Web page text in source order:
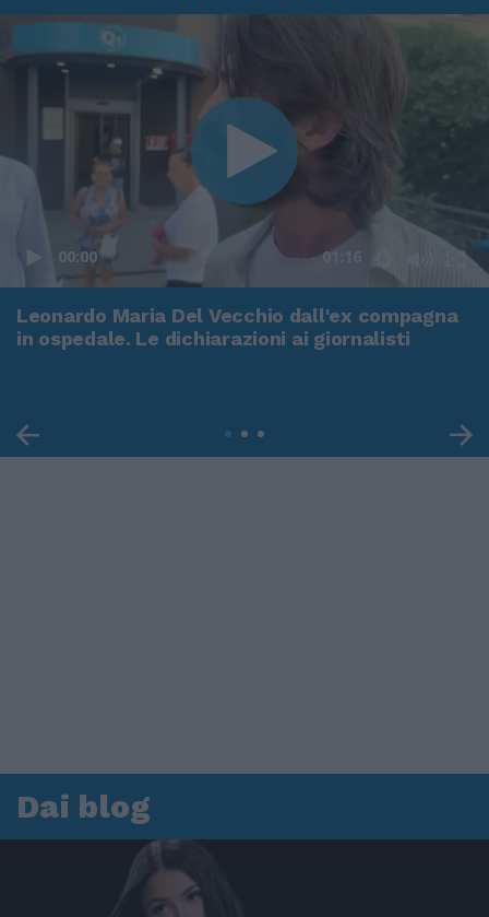
00:00 01:16
Leonardo Maria Del Vecchio dall'ex compagna
in ospedale. Le dichiarazioni ai giornalisti
Dai blog